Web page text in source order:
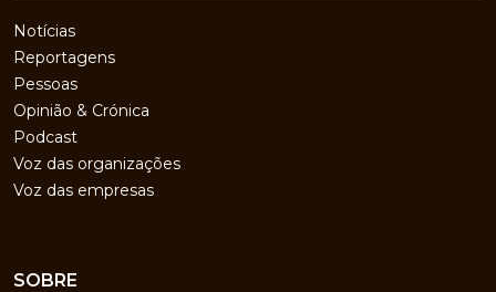
Notícias
Reportagens
Pessoas
Opinião & Crónica
Podcast
Voz das organizações
Voz das empresas
SOBRE